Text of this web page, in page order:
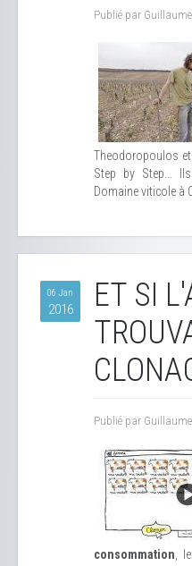
Publié par
Theodoropoulos
Step by Step...
Domaine viticole à
06 Jan
2016
ET SI
Publié par
consommation ,